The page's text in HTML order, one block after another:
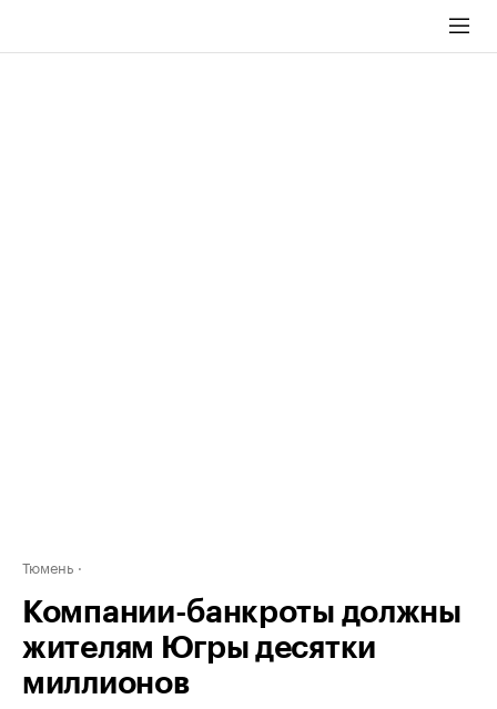
Тюмень
Компании-банкроты должны
жителям Югры десятки
миллионов